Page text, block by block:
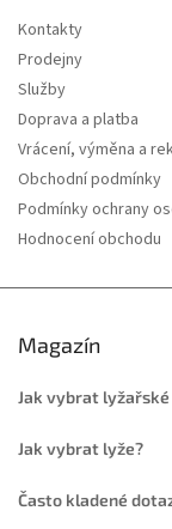
Kontakty
Prodejny
Služby
Doprava a platba
Vrácení, výměna a
Obchodní podmínky
Podmínky ochrany
Hodnocení obchodu
Magazín
Jak vybrat
Jak vybrat lyže?
Často kladené